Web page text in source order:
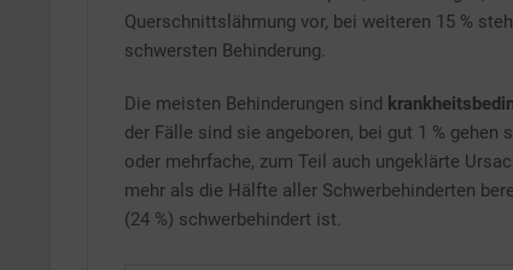
Querschnittslähmung vor, bei weiteren 15 %
schwersten Behinderung.
Die meisten Behinderungen sind
der Fälle sind sie angeboren, bei gut 1 %
oder mehrfache, zum Teil auch ungeklärte
mehr als die Hälfte aller Schwerbehinderten
(24 %) schwerbehindert ist.
Service